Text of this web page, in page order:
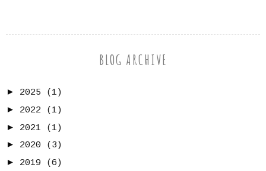
BLOG ARCHIVE
► 2025
(1)
► 2022
(1)
► 2021
(1)
► 2020
(3)
► 2019
(6)